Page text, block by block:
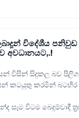
විදේශීය පනිවුඩ
අවධානයට,.!
විසින් සිදුකල බව
කටයුතු කරමින්
සෑම විටම